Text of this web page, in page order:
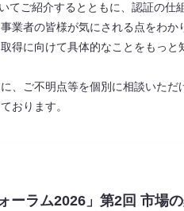
てご紹介するとともに、認証の仕
業者の皆様が気にされる点をわか
得に向けて具体的なことをもっと
、ご不明点等を個別に相談いただ
おります。
ーラム2026」第2回 市場